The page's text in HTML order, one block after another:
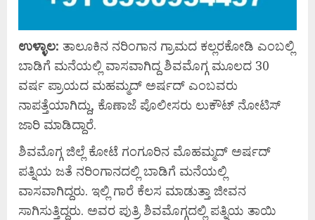
ಉಳ್ಳಾಲ: ತಾಲೂಕಿನ ನರಿಂಗಾನ ಗ್ರಾಮದ ಕಲ್ಲರಕೋಡಿ ಎಂಬಲ್ಲಿ
ಬಾಡಿಗೆ ಮನೆಯಲ್ಲಿ ವಾಸವಾಗಿದ್ದ ಶಿವಮೊಗ್ಗ ಮೂಲದ 30
ವರ್ಷ ಪ್ರಾಯದ ಮಹಮ್ಮದ್ ಅರ್ಷದ್ ಎಂಬವರು
ನಾಪತ್ತೆಯಾಗಿದ್ದು,‌ ಕೊಣಾಜೆ ಪೊಲೀಸರು ಲುಕೌಟ್ ನೋಟಿಸ್
ಜಾರಿ ಮಾಡಿದ್ದಾರೆ.
ಶಿವಮೊಗ್ಗ ಜಿಲ್ಲೆ ಕೋಟೆ‌ ಗಂಗೂರಿನ ಮೊಹಮ್ಮದ್ ಅರ್ಷದ್
ಪತ್ನಿಯ ಜತೆ ನರಿಂಗಾನದಲ್ಲಿ ಬಾಡಿಗೆ ಮನೆಯಲ್ಲಿ
ವಾಸವಾಗಿದ್ದರು. ಇಲ್ಲಿ ಗಾರೆ ಕೆಲಸ ಮಾಡುತ್ತಾ ಜೀವನ
ಸಾಗಿಸುತ್ತಿದ್ದರು. ಅವರ ಪುತ್ರಿ ಶಿವಮೊಗ್ಗದಲ್ಲಿ ಪತ್ನಿಯ ತಾಯಿ